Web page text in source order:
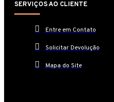
SERVIÇOS AO CLIENTE
Entre em Contato
Solicitar Devolução
Mapa do Site